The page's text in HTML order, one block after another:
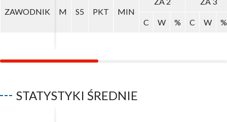
ZAWODNIK M S5 PKT MIN
C W % C W %
ZAWODNIK M S5 PKT MIN
C W % C W %
STATYSTYKI ŚREDNIE